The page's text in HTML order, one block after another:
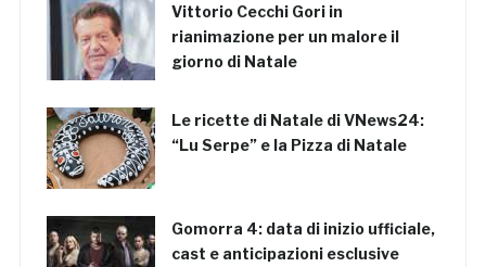
Vittorio Cecchi Gori in
rianimazione per un malore il
giorno di Natale
Le ricette di Natale di VNews24:
“Lu Serpe” e la Pizza di Natale
Gomorra 4: data di inizio ufficiale,
cast e anticipazioni esclusive